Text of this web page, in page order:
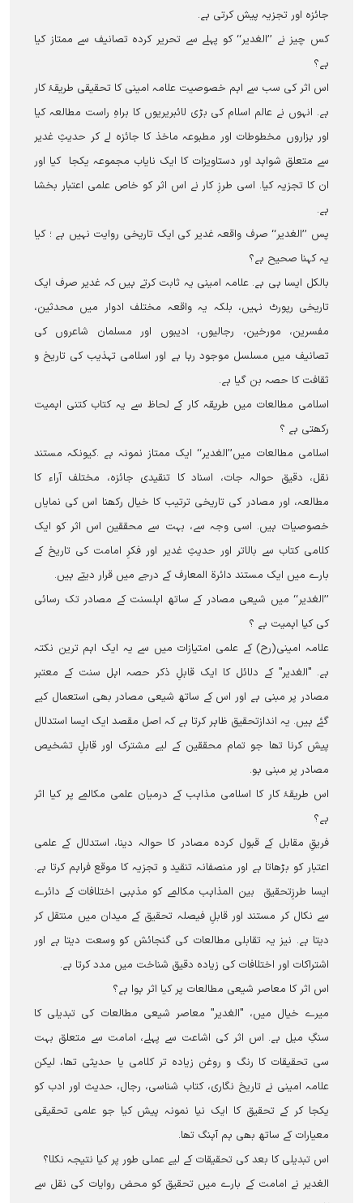
جائزہ اور تجزیہ پیش کرتی ہے۔
کس چیز نے ’’الغدیر‘‘ کو پہلے سے تحریر کردہ تصانیف سے ممتاز کیا
ہے؟
اس اثر کی سب سے اہم خصوصیت علامہ امینی کا تحقیقی طریقۂ کار
ہے۔ انہوں نے عالم اسلام کی بڑی لائبریریوں کا براہِ راست مطالعہ کیا
اور ہزاروں مخطوطات اور مطبوعہ ماخذ کا جائزہ لے کر حدیثِ غدیر
سے متعلق شواہد اور دستاویزات کا ایک نایاب مجموعہ یکجا کیا اور
ان کا تجزیہ کیا۔ اسی طرزِ کار نے اس اثر کو خاص علمی اعتبار بخشا
ہے۔
پس ’’الغدیر‘‘ صرف واقعہ غدیر کی ایک تاریخی روایت نہیں ہے ؛ کیا
یہ کہنا صحیح ہے؟
بالکل ایسا ہی ہے۔ علامہ امینی یہ ثابت کرتے ہیں کہ غدیر صرف ایک
تاریخی رپورٹ نہیں، بلکہ یہ واقعہ مختلف ادوار میں محدثین،
مفسرین، مورخین، رجالیوں، ادیبوں اور مسلمان شاعروں کی
تصانیف میں مسلسل موجود رہا ہے اور اسلامی تہذیب کی تاریخ و
ثقافت کا حصہ بن گیا ہے۔
اسلامی مطالعات میں طریقہ کار کے لحاظ سے یہ کتاب کتنی اہمیت
رکھتی ہے ؟
اسلامی مطالعات میں’’الغدیر‘‘ ایک ممتاز نمونہ ہے ۔کیونکہ مستند
نقل، دقیق حوالہ جات، اسناد کا تنقیدی جائزہ، مختلف آراء کا
مطالعہ، اور مصادر کی تاریخی ترتیب کا خیال رکھنا اس کی نمایاں
خصوصیات ہیں۔ اسی وجہ سے، بہت سے محققین اس اثر کو ایک
کلامی کتاب سے بالاتر اور حدیثِ غدیر اور فکرِ امامت کی تاریخ کے
بارے میں ایک مستند دائرۃ المعارف کے درجے میں قرار دیتے ہیں۔
’’الغدیر‘‘ میں شیعی مصادر کے ساتھ اہلسنت کے مصادر تک رسائی
کی کیا اہمیت ہے ؟
علامہ امینی(رح) کے علمی امتیازات میں سے یہ ایک اہم ترین نکتہ
ہے۔ "الغدیر" کے دلائل کا ایک قابلِ ذکر حصہ اہل سنت کے معتبر
مصادر پر مبنی ہے اور اس کے ساتھ شیعی مصادر بھی استعمال کیے
گئے ہیں۔ یہ اندازتحقیق ظاہر کرتا ہے کہ اصل مقصد ایک ایسا استدلال
پیش کرنا تھا جو تمام محققین کے لیے مشترک اور قابلِ تشخیص
مصادر پر مبنی ہو۔
اس طریقۂ کار کا اسلامی مذاہب کے درمیان علمی مکالمے پر کیا اثر
ہے؟
فریقِ مقابل کے قبول کردہ مصادر کا حوالہ دینا، استدلال کے علمی
اعتبار کو بڑھاتا ہے اور منصفانہ تنقید و تجزیہ کا موقع فراہم کرتا ہے۔
ایسا طرزِتحقیق بین المذاہب مکالمے کو مذہبی اختلافات کے دائرے
سے نکال کر مستند اور قابلِ فیصلہ تحقیق کے میدان میں منتقل کر
دیتا ہے۔ نیز یہ تقابلی مطالعات کی گنجائش کو وسعت دیتا ہے اور
اشتراکات اور اختلافات کی زیادہ دقیق شناخت میں مدد کرتا ہے۔
اس اثر کا معاصر شیعی مطالعات پر کیا اثر ہوا ہے؟
میرے خیال میں، "الغدیر" معاصر شیعی مطالعات کی تبدیلی کا
سنگِ میل ہے۔ اس اثر کی اشاعت سے پہلے، امامت سے متعلق بہت
سی تحقیقات کا رنگ و روغن زیادہ تر کلامی یا حدیثی تھا، لیکن
علامہ امینی نے تاریخ نگاری، کتاب شناسی، رجال، حدیث اور ادب کو
یکجا کر کے تحقیق کا ایک نیا نمونہ پیش کیا جو علمی تحقیقی
معیارات کے ساتھ بھی ہم آہنگ تھا۔
اس تبدیلی کا بعد کی تحقیقات کے لیے عملی طور پر کیا نتیجہ نکلا؟
الغدیر نے امامت کے بارے میں تحقیق کو محض روایات کی نقل سے